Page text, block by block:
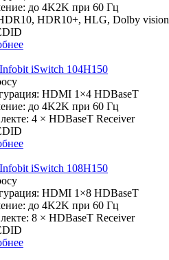
до 4K2K при 60 Гц
HDR10+, HLG, Dolby vision
iSwitch 104H150
HDMI 1×4 HDBaseT
до 4K2K при 60 Гц
4 × HDBaseT Receiver
iSwitch 108H150
HDMI 1×8 HDBaseT
до 4K2K при 60 Гц
8 × HDBaseT Receiver